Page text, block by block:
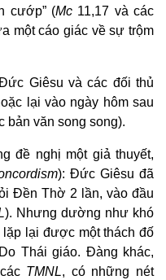
cướp” (Mc11,17 và các
một cáo giác về sự trộm
Giêsu và các đối thủ
lại vào ngày hôm sau
bản văn song song).
đề nghị một giả thuyết,
): Đức Giêsu đã
Đền Thờ 2 lần, vào đầu
). Nhưng dường như khó
lại được một thách đố
Thái giáo. Đàng khác,
TMNL, có những nét